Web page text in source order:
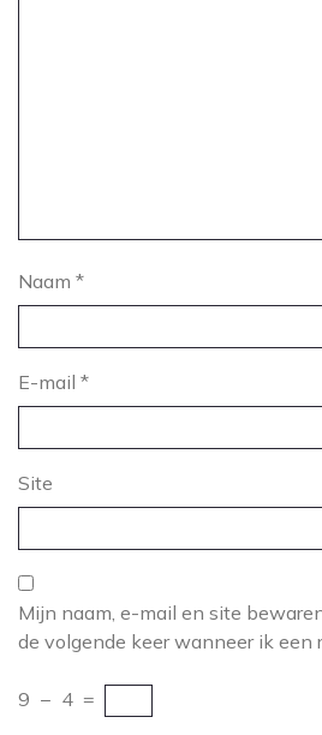
Naam *
E-mail *
Site
Mijn naam, e-mail en site
de volgende keer wanneer ik een
9 − 4 =